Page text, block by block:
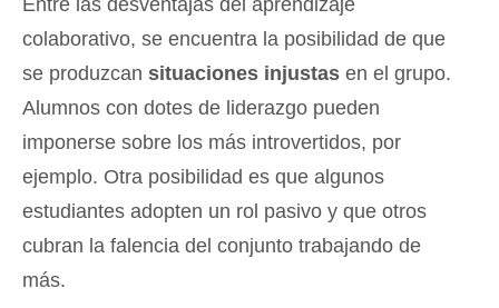
colaborativo, se encuentra la posibilidad de que
se produzcan situaciones injustas en el grupo.
Alumnos con dotes de liderazgo pueden
imponerse sobre los más introvertidos, por
ejemplo. Otra posibilidad es que algunos
estudiantes adopten un rol pasivo y que otros
cubran la falencia del conjunto trabajando de
más.